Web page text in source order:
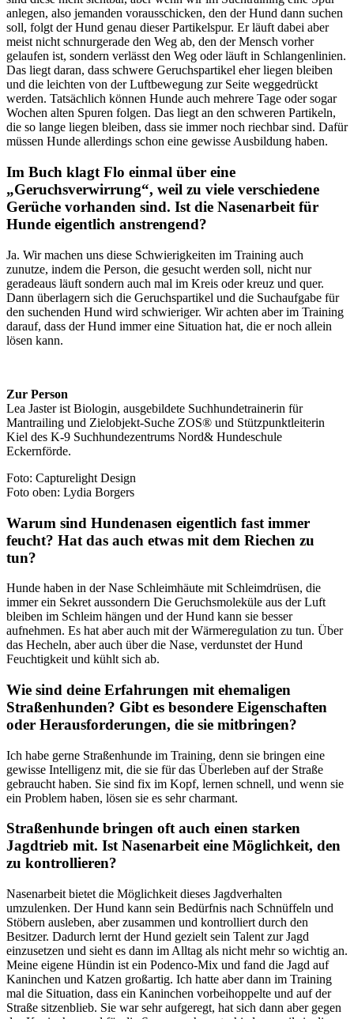
anlegen, also jemanden vorausschicken, den der Hund dann suchen
soll, folgt der Hund genau dieser Partikelspur. Er läuft dabei aber
meist nicht schnurgerade den Weg ab, den der Mensch vorher
gelaufen ist, sondern verlässt den Weg oder läuft in Schlangenlinien.
Das liegt daran, dass schwere Geruchspartikel eher liegen bleiben
und die leichten von der Luftbewegung zur Seite weggedrückt
werden. Tatsächlich können Hunde auch mehrere Tage oder sogar
Wochen alten Spuren folgen. Das liegt an den schweren Partikeln,
die so lange liegen bleiben, dass sie immer noch riechbar sind. Dafür
müssen Hunde allerdings schon eine gewisse Ausbildung haben.
Im Buch klagt Flo einmal über eine
„Geruchsverwirrung“, weil zu viele verschiedene
Gerüche vorhanden sind. Ist die Nasenarbeit für
Hunde eigentlich anstrengend?
Ja. Wir machen uns diese Schwierigkeiten im Training auch
zunutze, indem die Person, die gesucht werden soll, nicht nur
geradeaus läuft sondern auch mal im Kreis oder kreuz und quer.
Dann überlagern sich die Geruchspartikel und die Suchaufgabe für
den suchenden Hund wird schwieriger. Wir achten aber im Training
darauf, dass der Hund immer eine Situation hat, die er noch allein
lösen kann.
Zur Person
Lea Jaster ist Biologin, ausgebildete Suchhundetrainerin für
Mantrailing und Zielobjekt-Suche ZOS® und Stützpunktleiterin
Kiel des K-9 Suchhundezentrums Nord& Hundeschule
Eckernförde.
Foto: Capturelight Design
Foto oben: Lydia Borgers
Warum sind Hundenasen eigentlich fast immer
feucht? Hat das auch etwas mit dem Riechen zu
tun?
Hunde haben in der Nase Schleimhäute mit Schleimdrüsen, die
immer ein Sekret aussondern Die Geruchsmoleküle aus der Luft
bleiben im Schleim hängen und der Hund kann sie besser
aufnehmen. Es hat aber auch mit der Wärmeregulation zu tun. Über
das Hecheln, aber auch über die Nase, verdunstet der Hund
Feuchtigkeit und kühlt sich ab.
Wie sind deine Erfahrungen mit ehemaligen
Straßenhunden? Gibt es besondere Eigenschaften
oder Herausforderungen, die sie mitbringen?
Ich habe gerne Straßenhunde im Training, denn sie bringen eine
gewisse Intelligenz mit, die sie für das Überleben auf der Straße
gebraucht haben. Sie sind fix im Kopf, lernen schnell, und wenn sie
ein Problem haben, lösen sie es sehr charmant.
Straßenhunde bringen oft auch einen starken
Jagdtrieb mit. Ist Nasenarbeit eine Möglichkeit, den
zu kontrollieren?
Nasenarbeit bietet die Möglichkeit dieses Jagdverhalten
umzulenken. Der Hund kann sein Bedürfnis nach Schnüffeln und
Stöbern ausleben, aber zusammen und kontrolliert durch den
Besitzer. Dadurch lernt der Hund gezielt sein Talent zur Jagd
einzusetzen und sieht es dann im Alltag als nicht mehr so wichtig an.
Meine eigene Hündin ist ein Podenco-Mix und fand die Jagd auf
Kaninchen und Katzen großartig. Ich hatte aber dann im Training
mal die Situation, dass ein Kaninchen vorbeihoppelte und auf der
Straße sitzenblieb. Sie war sehr aufgeregt, hat sich dann aber gegen